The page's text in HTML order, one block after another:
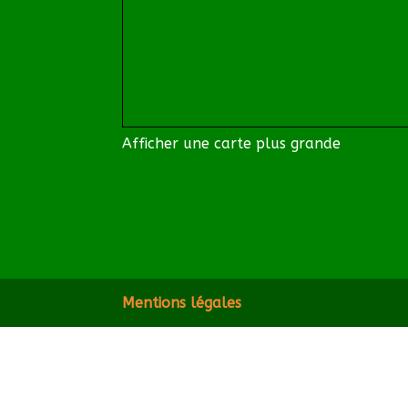
Afficher une carte plus grande
Mentions légales